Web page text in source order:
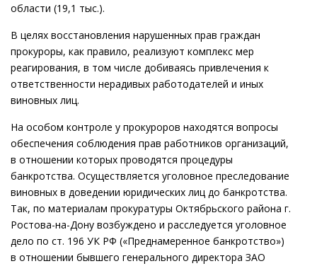
области (19,1 тыс.).
В целях восстановления нарушенных прав граждан
прокуроры, как правило, реализуют комплекс мер
реагирования, в том числе добиваясь привлечения к
ответственности нерадивых работодателей и иных
виновных лиц.
На особом контроле у прокуроров находятся вопросы
обеспечения соблюдения прав работников организаций,
в отношении которых проводятся процедуры
банкротства. Осуществляется уголовное преследование
виновных в доведении юридических лиц до банкротства.
Так, по материалам прокуратуры Октябрьского района г.
Ростова-на-Дону возбуждено и расследуется уголовное
дело по ст. 196 УК РФ («Преднамеренное банкротство»)
в отношении бывшего генерального директора ЗАО